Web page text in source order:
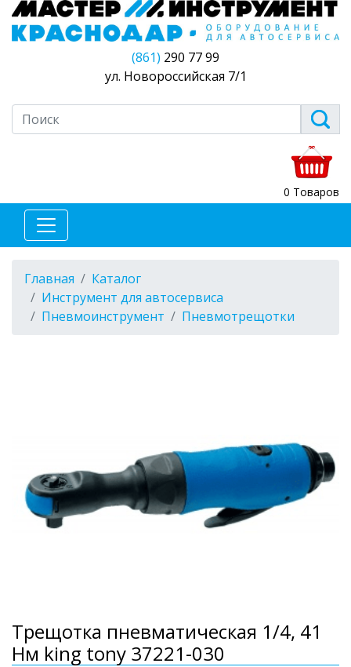
(861) 290 77 99
ул. Новороссийская 7/1
0 Товаров
Главная
Каталог
Инструмент для автосервиса
Пневмоинструмент
Пневмотрещотки
Трещотка пневматическая 1/4, 41
Нм king tony 37221-030